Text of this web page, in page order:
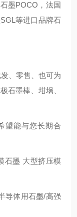
墨POCO，法国
等进口品牌石
、零售、也可为
石墨棒、坩埚、
望能与您长期合
石墨 大型挤压模
导体用石墨/高强